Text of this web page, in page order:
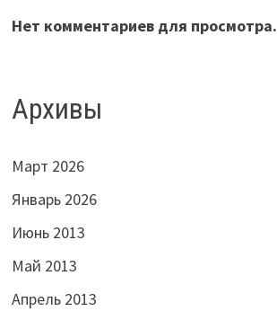
Нет комментариев для просмотра.
Архивы
Март 2026
Январь 2026
Июнь 2013
Май 2013
Апрель 2013